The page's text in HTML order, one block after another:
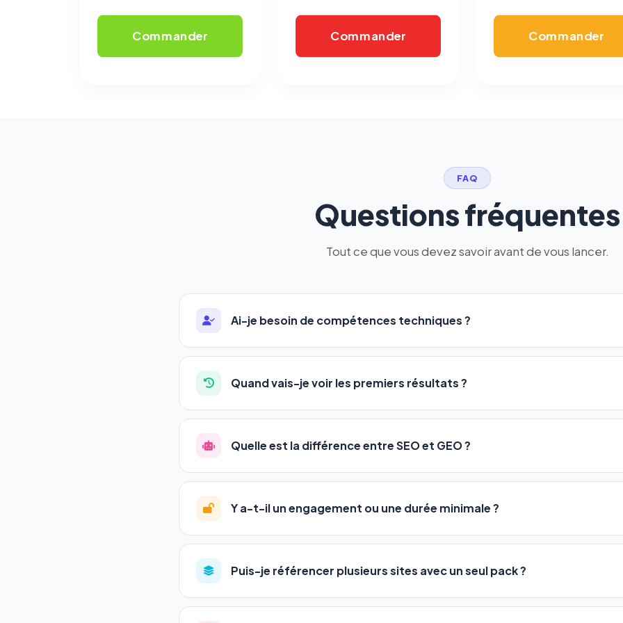
Commander Commander Commander
FAQ
Questions fréquentes
Tout ce que vous devez savoir avant de vous lancer.
Ai-je besoin de compétences techniques ?
Absolument pas. Notre logiciel a été conçu pour être accessible àtous les profils:
auto-entrepreneurs, PME ou agences. Pas de code, pas de configuration complexe —
l'adresse de votre site, décrivez votre activité, et le logiciel gère tout en automatique
Quand vais-je voir les premiers résultats ?
La plupart de nos utilisateurs observent une amélioration de leur positionnement en4
progression
votre tableau de bord.
Quelle est la différence entre SEO et GEO ?
LeSEO(Search Engine Optimization) vous positionne sur les moteurs classiques :
GEO(Generative Engine Optimization) va plus loin : il fait en sorte que les IA
Gemini et Perplexity
vous citent comme référence dans leurs réponses. Notre
deux simultanément et automatiquement.
Y a-t-il un engagement ou une durée minimale ?
Aucun engagement.Tous nos packs sont résiliables à tout moment, directement
en un clic, ou en nous contactant par téléphone (09 73 89 23 94) ou via le support en
pas de frais cachés. Votre liberté est totale.
Puis-je référencer plusieurs sites avec un seul pack ?
Oui ! Chaque pack couvre un nombre de sites différent :